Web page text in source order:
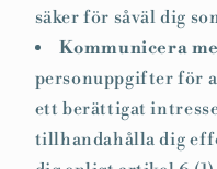
säker för såväl dig
Kommunicera
personuppgifter för
ett berättigat
tillhandahålla dig